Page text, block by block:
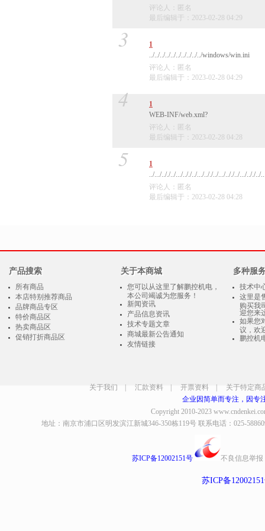
评论人：匿名
最后编辑于：2023-02-28 04:29
3
1
../../../../../../../../../../windows/win.ini
评论人：匿名
最后编辑于：2023-02-28 04:29
4
1
WEB-INF/web.xml?
评论人：匿名
最后编辑于：2023-02-28 04:28
5
1
../.../.././../.../.././../.../.././../.../.././../.../.././
评论人：匿名
最后编辑于：2023-02-28 04:28
产品搜索
所有商品
本店特别推荐商品
品牌商品专区
特价商品区
热卖商品区
促销打折商品区
关于本商城
您可以从这里了解鹏控机电，
本公司竭诚为您服务！
新闻资讯
产品信息资讯
技术专题文章
商城最新公告通知
友情链接
多种服
技术中
这里是
购买我
迎您来
如果您
议，欢
鹏控机
关于我们 汇款资料 开票资料
关于特定商
企业因简单而专注，因专
Copyright 2010-2023
地址：南京市浦口区明发滨江新城346-350栋119号 联系电话：025-
苏ICP备12002151号 不良信息举报
苏ICP备